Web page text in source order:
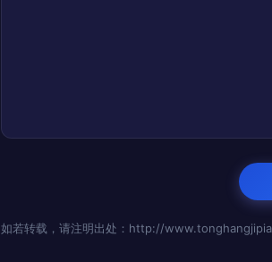
如若转载，请注明出处：http://